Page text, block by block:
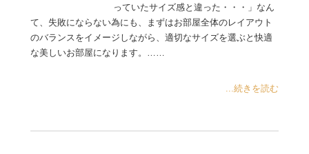
っていたサイズ感と違った・・・」なん
て、失敗にならない為にも、まずはお部屋全体のレイアウト
のバランスをイメージしながら、適切なサイズを選ぶと快適
な美しいお部屋になります。……
...続きを読む